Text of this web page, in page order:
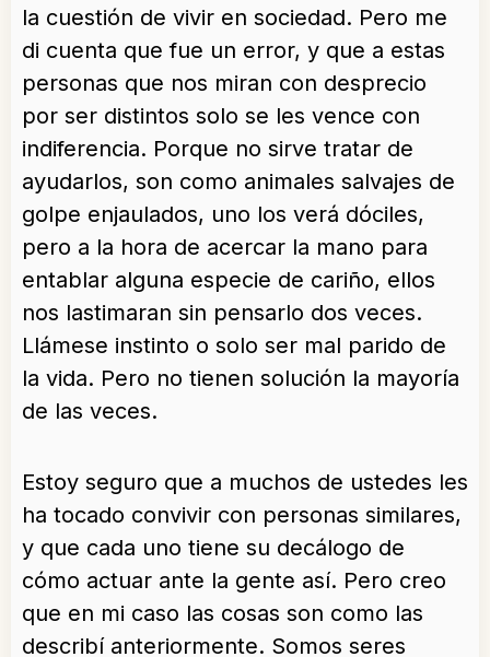
la cuestión de vivir en sociedad. Pero me
di cuenta que fue un error, y que a estas
personas que nos miran con desprecio
por ser distintos solo se les vence con
indiferencia. Porque no sirve tratar de
ayudarlos, son como animales salvajes de
golpe enjaulados, uno los verá dóciles,
pero a la hora de acercar la mano para
entablar alguna especie de cariño, ellos
nos lastimaran sin pensarlo dos veces.
Llámese instinto o solo ser mal parido de
la vida. Pero no tienen solución la mayoría
de las veces.
Estoy seguro que a muchos de ustedes les
ha tocado convivir con personas similares,
y que cada uno tiene su decálogo de
cómo actuar ante la gente así. Pero creo
que en mi caso las cosas son como las
describí anteriormente. Somos seres